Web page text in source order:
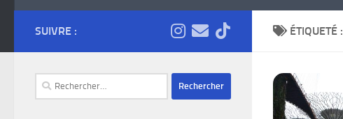
ÉTIQUETÉ :
SUIVRE :
Rechercher :